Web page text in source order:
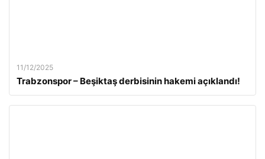
11/12/2025
Trabzonspor – Beşiktaş derbisinin hakemi açıklandı!